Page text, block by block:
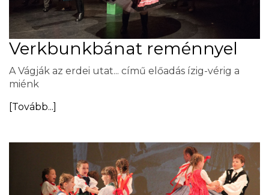
Verkbunkbánat reménnyel
A Vágják az erdei utat... című előadás ízig-vérig a
miénk
[Tovább...]